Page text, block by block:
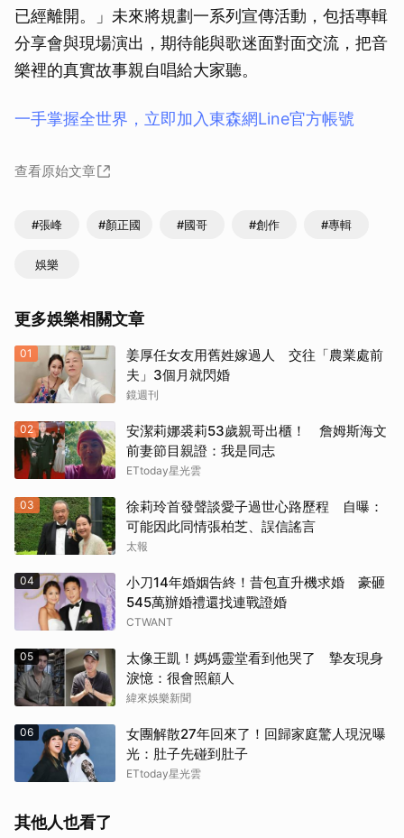
已經離開。」未來將規劃一系列宣傳活動，包括專輯
分享會與現場演出，期待能與歌迷面對面交流，把音
樂裡的真實故事親自唱給大家聽。
一手掌握全世界，立即加入東森網Line官方帳號
查看原始文章
#張峰 #顏正國 #國哥 #創作 #專輯
娛樂
更多娛樂相關文章
01
姜厚任女友用舊姓嫁過人 交往「農業處前
夫」3個月就閃婚
鏡週刊
02
安潔莉娜裘莉53歲親哥出櫃！ 詹姆斯海文
前妻節目親證：我是同志
ETtoday星光雲
03
徐莉玲首發聲談愛子過世心路歷程 自曝：
可能因此同情張柏芝、誤信謠言
太報
04
小刀14年婚姻告終！昔包直升機求婚 豪砸
545萬辦婚禮還找連戰證婚
CTWANT
05
太像王凱！媽媽靈堂看到他哭了 摯友現身
淚憶：很會照顧人
緯來娛樂新聞
06
女團解散27年回來了！回歸家庭驚人現況曝
光：肚子先碰到肚子
ETtoday星光雲
其他人也看了